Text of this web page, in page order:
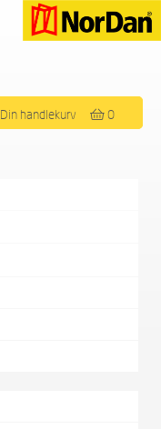
Din handlekurv 0